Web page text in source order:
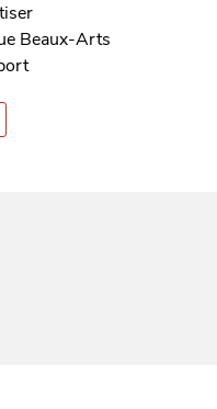
Beaux-Arts